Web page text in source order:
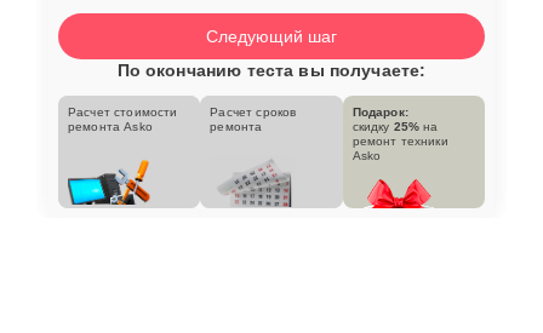
Следующий шаг
По окончанию теста вы получаете:
Расчет стоимости
ремонта Asko
Расчет сроков
ремонта
Подарок:
скидку 25% на
ремонт техники
Asko